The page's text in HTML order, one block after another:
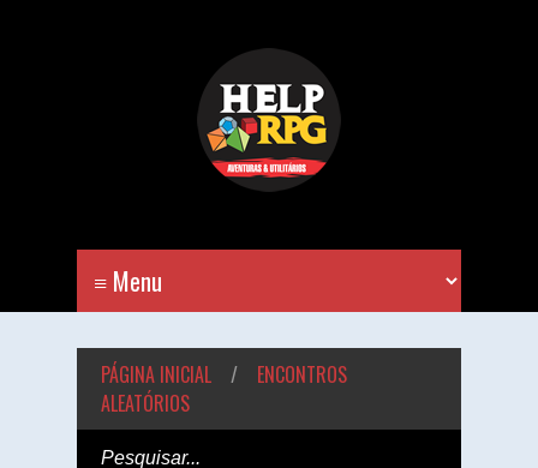
PÁGINA INICIAL /
ENCONTROS
ALEATÓRIOS